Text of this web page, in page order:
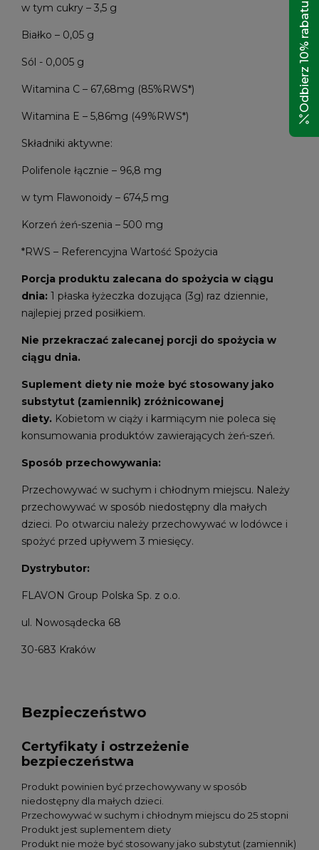
w tym cukry – 3,5 g
Białko – 0,05 g
Sól - 0,005 g
Witamina C – 67,68mg (85%RWS*)
Witamina E – 5,86mg (49%RWS*)
Składniki aktywne:
Polifenole łącznie – 96,8 mg
w tym Flawonoidy – 674,5 mg
Korzeń żeń-szenia – 500 mg
*RWS – Referencyjna Wartość Spożycia
Porcja produktu zalecana do spożycia w ciągu
dnia: 1 płaska łyżeczka dozująca (3g) raz dziennie,
najlepiej przed posiłkiem.
Nie przekraczać zalecanej porcji do spożycia w
ciągu dnia.
Suplement diety nie może być stosowany jako
substytut (zamiennik) zróżnicowanej
diety. Kobietom w ciąży i karmiącym nie poleca się
konsumowania produktów zawierających żeń-szeń.
Sposób przechowywania:
Przechowywać w suchym i chłodnym miejscu. Należy
przechowywać w sposób niedostępny dla małych
dzieci. Po otwarciu należy przechowywać w lodówce i
spożyć przed upływem 3 miesięcy.
Dystrybutor:
FLAVON Group Polska Sp. z o.o.
ul. Nowosądecka 68
30-683 Kraków
Bezpieczeństwo
Certyfikaty i ostrzeżenie
bezpieczeństwa
Produkt powinien być przechowywany w sposób
niedostępny dla małych dzieci.
Przechowywać w suchym i chłodnym miejscu do 25 stopni
Produkt jest suplementem diety
Produkt nie może być stosowany jako substytut (zamiennik)
Odbierz 10% rabatu!